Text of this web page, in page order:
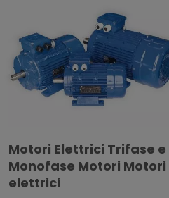
Motori Elettrici Trifase e
Monofase Motori Motori
elettrici